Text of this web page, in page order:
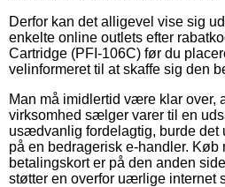
Derfor kan det alligevel vise sig
enkelte online outlets efter
Cartridge (PFI-106C) før du
velinformeret til at skaffe sig den
Man må imidlertid være klar over,
virksomhed sælger varer til en
usædvanlig fordelagtig, burde det
på en bedragerisk e-handler.
betalingskort er på den anden
støtter en overfor uærlige internet